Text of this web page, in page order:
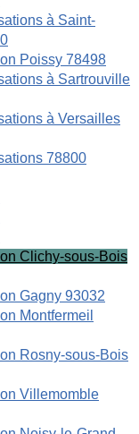
à Saint-
Poissy 78498
à Sartrouville
à Versailles
78800
Clichy-sous-Bois
Gagny 93032
Montfermeil
Rosny-sous-Bois
Villemomble